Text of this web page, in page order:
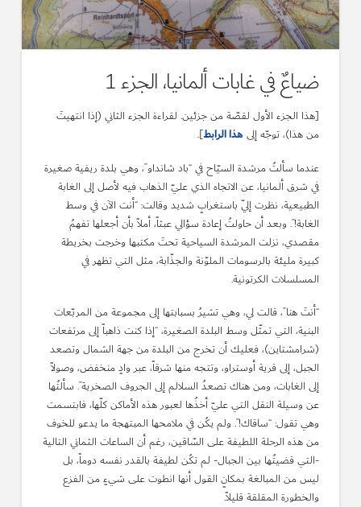
ضياعٌ في غابات ألمانيا، الجزء 1
[هذا الجزء الأول لقصّة من جزئين. لقراءة الجزء الثاني (إذا انتهيتَ
من هذا)، توجّه إلىهذا الرابط].
عندما سألتُ مرشدة السيّاح في “باد شانداو”، وهي بلدة ريفية صغيرة
في شرق ألمانيا، عن الاتجاه الذي عليّ الذهاب فيه لأصل إلى الغابة
الطبيعية، نظرت إليّ باستغرابٍ شديد وقالت: “أنت الآن في وسط
الغابة!”. وبعد أن حاولتُ إعادة سؤالي عبثاً، أملاً بأن أجعلها تفهمُ
مقصدي، نزلت المرشدة السياحية تحتَ مكتبها وخرجت بخريطة
كبيرة مليئة بالرسومات الملوّنة والجذّابة، مثل التي تظهر في
المسلسلات الكرتونية.
“أنتَ هنا”، قالت لي، وهي تشيرُ بسبابتها إلى مجموعة من المربّعات
البنية، التي تمثّل وسط البلدة الصغيرة، “إذا كنت ذاهباً إلى مرتفعات
(شرامشتاين)، فعليك أن تخرج من البلدة من جهة الشمال وتصعد
الجبل، إلى قرية أوستراو، وتتجه منها شرقاً، عبر وادٍ منخفض، وصولاً
إلى الغابات، ومن هناك تصعدُ السلالم إلى الجروف الصخرية”. سألتُها
عن وسيلة النقل التي عليّ أخذُها لعبور هذه الأماكن كلّها، فابتسمت
وهي تقول: “ساقاك!”. ولم يكُن في ملامحها المبتهجة ما يدعو للخوف
من هذه الرحلة اللطيفة على السّاقين، رغم أن الساعات الثماني التالية
-التي قضيتُها بين الجبال- لم تكُن لطيفة بالقدر نفسه دوماً، بل
ليس من المبالغة بمكانٍ القول أنها انطوت على شيءٍ من الفزع
والخطورة المقلقة قليلاً.